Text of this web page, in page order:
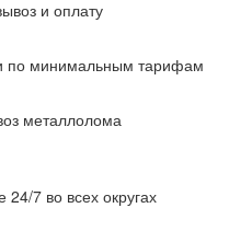
и оплату
по минимальным тарифам
металлолома
7 во всех округах